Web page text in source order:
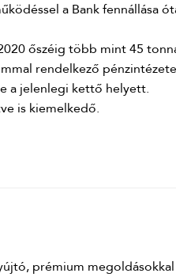
a Bank fennállása
őszéig több mint 45
rendelkező
a jelenlegi kettő helyett.
is kiemelkedő.
prémium